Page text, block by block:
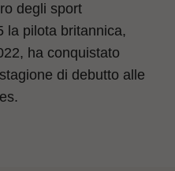
degli sport
la pilota britannica,
ha conquistato
di debutto alle